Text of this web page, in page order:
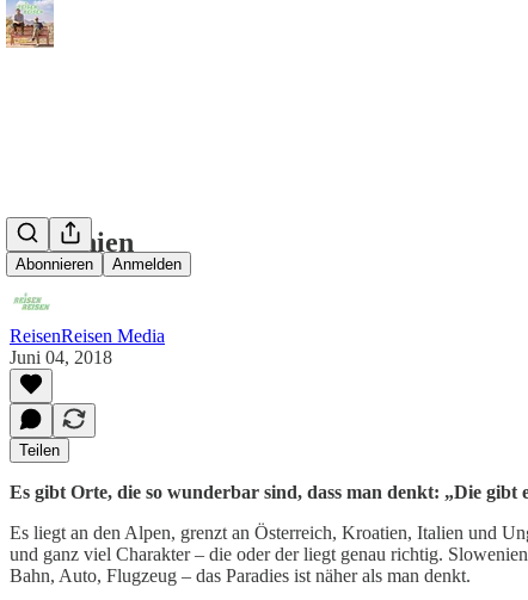
Abonnieren Anmelden
Slowenien
ReisenReisen Media
Juni 04, 2018
Teilen
Es gibt Orte, die so wunderbar sind, dass man denkt: „Die
Es liegt an den Alpen, grenzt an Österreich, Kroatien, Italien und
und ganz viel Charakter – die oder der liegt genau richtig.
Bahn, Auto, Flugzeug – das Paradies ist näher als man denkt.